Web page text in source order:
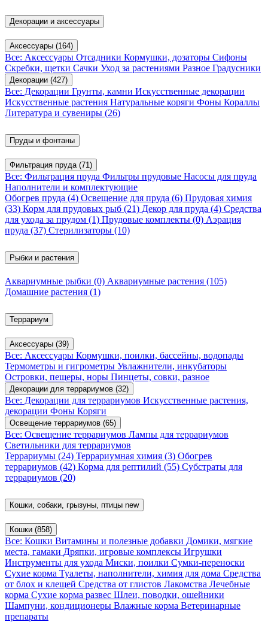
Декорации и аксессуары
Аксессуары (164)
Все: Аксессуары Отсадники Кормушки, дозаторы Сифоны
Скребки, щетки Сачки Уход за растениями Разное Градусники
Декорации (427)
Все: Декорации Грунты, камни Искусственные декорации
Искусственные растения Натуральные коряги Фоны Кораллы
Литература и сувениры (26)
Пруды и фонтаны
Фильтрация пруда (71)
Все: Фильтрация пруда Фильтры прудовые Насосы для пруда
Наполнители и комплектующие
Обогрев пруда (4) Освещение для пруда (6) Прудовая химия
(33) Корм для прудовых рыб (21) Декор для пруда (4) Средства
для ухода за прудом (1) Прудовые комплекты (0) Аэрация
пруда (37) Стерилизаторы (10)
Рыбки и растения
Аквариумные рыбки (0) Аквариумные растения (105)
Домашние растения (1)
Террариум
Аксессуары (39)
Все: Аксессуары Кормушки, поилки, бассейны, водопады
Термометры и гигрометры Увлажнители, инкубаторы
Островки, пещеры, норы Пинцеты, совки, разное
Декорации для террариумов (32)
Все: Декорации для террариумов Искусственные растения,
декорации Фоны Коряги
Освещение террариумов (65)
Все: Освещение террариумов Лампы для террариумов
Светильники для террариумов
Террариумы (24) Террариумная химия (3) Обогрев
террариумов (42) Корма для рептилий (55) Субстраты для
террариумов (20)
Кошки, собаки, грызуны, птицы new
Кошки (858)
Все: Кошки Витамины и полезные добавки Домики, мягкие
места, гамаки Дряпки, игровые комплексы Игрушки
Инструменты для ухода Миски, поилки Сумки-переноски
Сухие корма Туалеты, наполнители, химия для дома Средства
от блох и клещей Средства от глистов Лакомства Лечебные
корма Сухие корма развес Шлеи, поводки, ошейники
Шампуни, кондиционеры Влажные корма Ветеринарные
препараты